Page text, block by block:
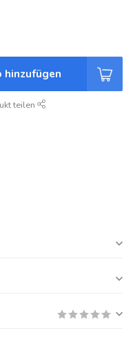
hinzufügen
teilen